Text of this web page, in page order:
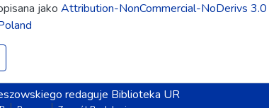
jako Attribution-NonCommercial-NoDerivs 3.0
redaguje Biblioteka UR